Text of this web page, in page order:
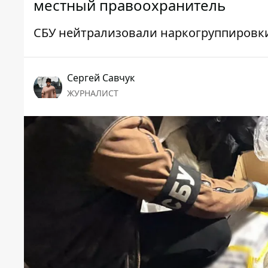
местный правоохранитель
СБУ нейтрализовали
Сергей Савчук
ЖУРНАЛИСТ